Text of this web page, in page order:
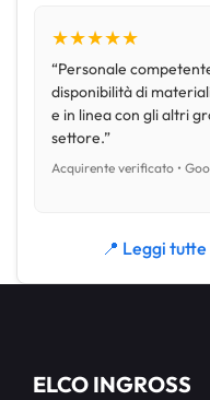
★★★★★
“Personale
disponibilità di
e in linea con gli altri
settore.”
Acquirente verificato •
📍 Leggi
ELCO INGROSS